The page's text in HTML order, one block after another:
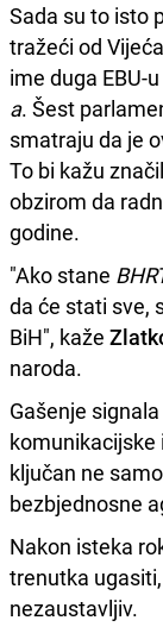
Sada su to isto
tražeći od
ime duga EBU-
a. Šest
smatraju da je
To bi kažu
obzirom da
godine.
"Ako stane
da će stati sve,
BiH", kaže
naroda.
Gašenje signala
komunikacijske
ključan ne
bezbjednosne
Nakon isteka
trenutka
nezaustavljiv.